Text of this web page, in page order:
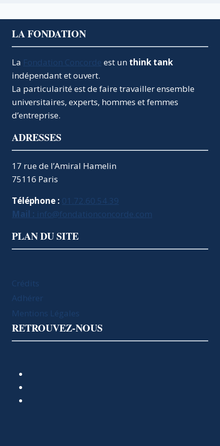
LA FONDATION
La Fondation Concorde est un think tank
indépendant et ouvert.
La particularité est de faire travailler ensemble
universitaires, experts, hommes et femmes
d’entreprise.
ADRESSES
17 rue de l’Amiral Hamelin
75116 Paris
Téléphone : 01.72.60.54.39
Mail : info@fondationconcorde.com
PLAN DU SITE
Crédits
Adhérer
Mentions Légales
RETROUVEZ-NOUS